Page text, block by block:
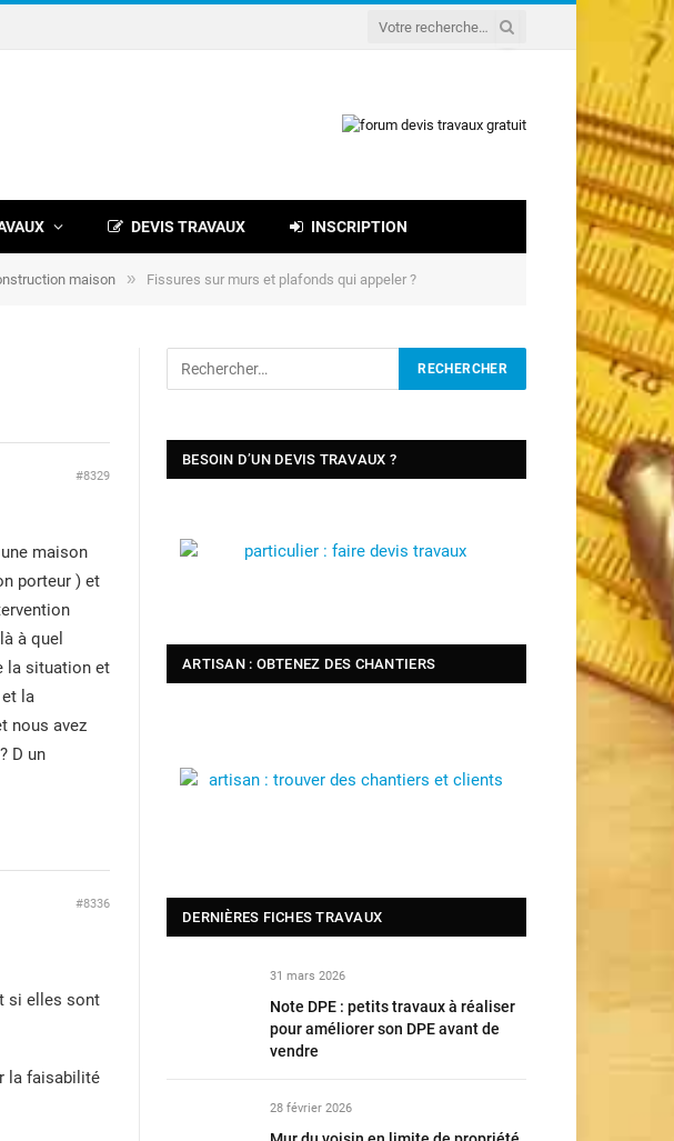
DEVIS TRAVAUX INSCRIPTION
maison » Fissures sur murs et plafonds qui appeler ?
#8329
maison
porteur ) et
à quel
la situation et
la
nous avez
D un
#8336
si elles sont
la faisabilité
BESOIN D’UN DEVIS TRAVAUX ?
ARTISAN : OBTENEZ DES CHANTIERS
DERNIÈRES FICHES TRAVAUX
31 mars 2026
Note DPE : petits travaux à réaliser
pour améliorer son DPE avant de
vendre
28 février 2026